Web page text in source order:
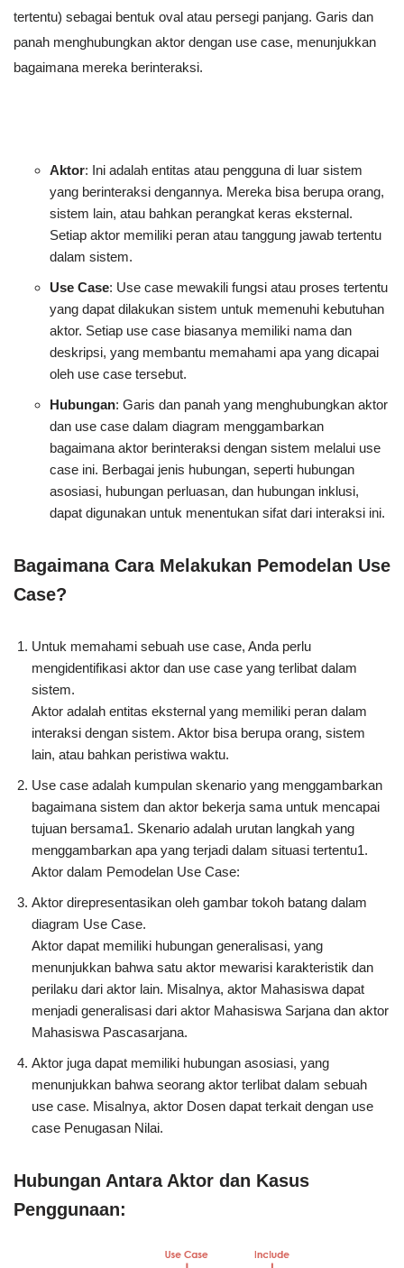
tertentu) sebagai bentuk oval atau persegi panjang. Garis dan
panah menghubungkan aktor dengan use case, menunjukkan
bagaimana mereka berinteraksi.
Aktor: Ini adalah entitas atau pengguna di luar sistem
yang berinteraksi dengannya. Mereka bisa berupa orang,
sistem lain, atau bahkan perangkat keras eksternal.
Setiap aktor memiliki peran atau tanggung jawab tertentu
dalam sistem.
Use Case: Use case mewakili fungsi atau proses tertentu
yang dapat dilakukan sistem untuk memenuhi kebutuhan
aktor. Setiap use case biasanya memiliki nama dan
deskripsi, yang membantu memahami apa yang dicapai
oleh use case tersebut.
Hubungan: Garis dan panah yang menghubungkan aktor
dan use case dalam diagram menggambarkan
bagaimana aktor berinteraksi dengan sistem melalui use
case ini. Berbagai jenis hubungan, seperti hubungan
asosiasi, hubungan perluasan, dan hubungan inklusi,
dapat digunakan untuk menentukan sifat dari interaksi ini.
Bagaimana Cara Melakukan Pemodelan Use
Case?
Untuk memahami sebuah use case, Anda perlu
mengidentifikasi aktor dan use case yang terlibat dalam
sistem.
Aktor adalah entitas eksternal yang memiliki peran dalam
interaksi dengan sistem. Aktor bisa berupa orang, sistem
lain, atau bahkan peristiwa waktu.
Use case adalah kumpulan skenario yang menggambarkan
bagaimana sistem dan aktor bekerja sama untuk mencapai
tujuan bersama1. Skenario adalah urutan langkah yang
menggambarkan apa yang terjadi dalam situasi tertentu1.
Aktor dalam Pemodelan Use Case:
Aktor direpresentasikan oleh gambar tokoh batang dalam
diagram Use Case.
Aktor dapat memiliki hubungan generalisasi, yang
menunjukkan bahwa satu aktor mewarisi karakteristik dan
perilaku dari aktor lain. Misalnya, aktor Mahasiswa dapat
menjadi generalisasi dari aktor Mahasiswa Sarjana dan aktor
Mahasiswa Pascasarjana.
Aktor juga dapat memiliki hubungan asosiasi, yang
menunjukkan bahwa seorang aktor terlibat dalam sebuah
use case. Misalnya, aktor Dosen dapat terkait dengan use
case Penugasan Nilai.
Hubungan Antara Aktor dan Kasus
Penggunaan: